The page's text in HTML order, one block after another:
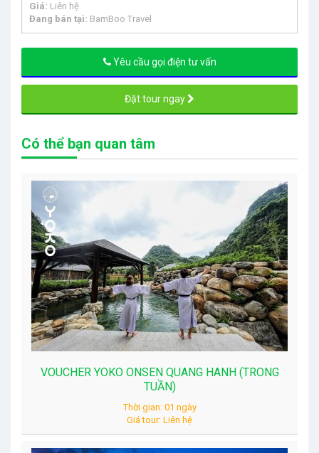
Giá: Liên hệ
Đang bán tại: BamBoo Travel
Yêu cầu gọi điện tư vấn
Đặt tour ngay
Có thể bạn quan tâm
VOUCHER YOKO ONSEN QUANG HANH (TRONG
TUẦN)
Thời gian: 01 ngày
Giá tour: Liên hệ